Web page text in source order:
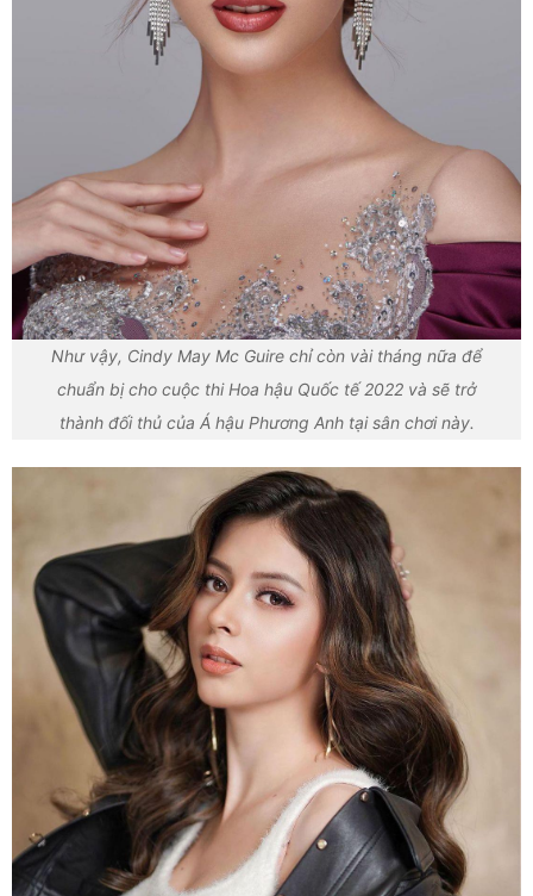
Như vậy, Cindy May Mc Guire chỉ còn vài tháng nữa để
chuẩn bị cho cuộc thi Hoa hậu Quốc tế 2022 và sẽ trở
thành đối thủ của Á hậu Phương Anh tại sân chơi này.